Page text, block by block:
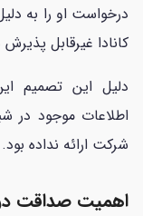
درخواست او را به
کانادا غیرقابل
دلیل این تصمیم
اطلاعات موجود در
شرکت ارائه نداده بود.
اهمیت صداقت